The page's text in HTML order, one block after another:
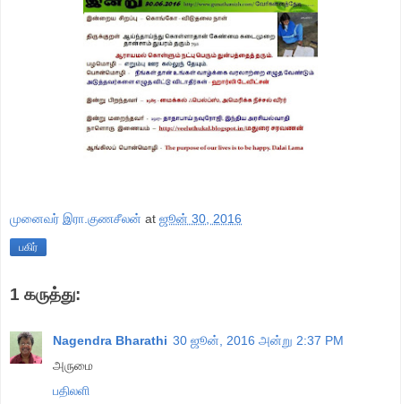
முனைவர் இரா.குணசீலன் at ஜூன் 30, 2016
பகிர்
1 கருத்து:
Nagendra Bharathi 30 ஜூன், 2016 அன்று 2:37 PM
அருமை
பதிலளி